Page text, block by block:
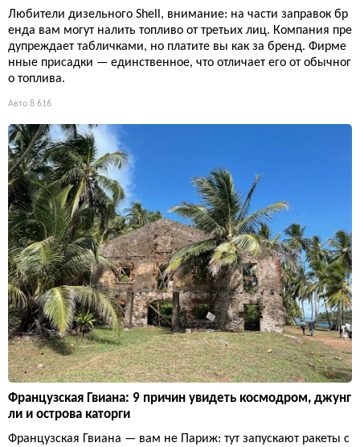
Любители дизельного Shell, внимание: на части заправок бр
енда вам могут налить топливо от третьих лиц. Компания пре
дупреждает табличками, но платите вы как за бренд. Фирме
нные присадки — единственное, что отличает его от обычног
о топлива.
Авто 8 616
Французская Гвиана: 9 причин увидеть космодром, джунг
ли и острова каторги
Французская Гвиана — вам не Париж: тут запускают ракеты с